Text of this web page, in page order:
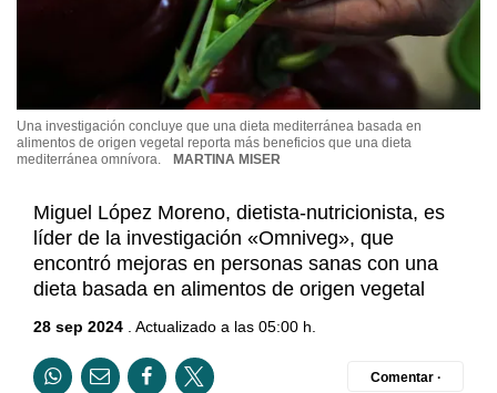
Una investigación concluye que una dieta mediterránea basada en
alimentos de origen vegetal reporta más beneficios que una dieta
mediterránea omnívora.
MARTINA MISER
Miguel López Moreno, dietista-nutricionista, es
líder de la investigación «Omniveg», que
encontró mejoras en personas sanas con una
dieta basada en alimentos de origen vegetal
28 sep 2024 . Actualizado a las 05:00 h.
Comentar ·